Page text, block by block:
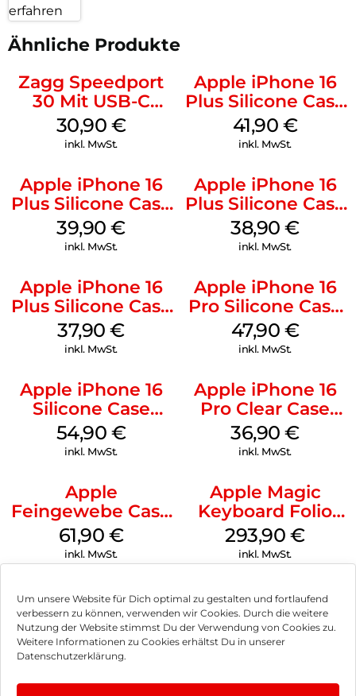
Um unsere Website für Dich optimal zu gestalten und fortlaufend
verbessern zu können, verwenden wir Cookies. Durch die weitere
Nutzung der Website stimmst Du der Verwendung von Cookies zu.
Weitere Informationen zu Cookies erhältst Du in unserer
Datenschutzerklärung.
erfahren
Ähnliche Produkte
Zagg Speedport
30 Mit USB-C
Kabel Weiß
30,90 €
inkl. MwSt.
Apple iPhone 16
Plus Silicone Case
MagSafe Stone
Gray
41,90 €
inkl. MwSt.
Apple iPhone 16
Plus Silicone Case
MagSafe Plum
39,90€
inkl. MwSt.
Apple iPhone 16
Plus Silicone Case
MagSafe Denim
38,90€
inkl. MwSt.
Apple iPhone 16
Plus Silicone Case
MagSafe Lake
Green
37,90€
inkl. MwSt.
Apple iPhone 16
Pro Silicone Case
MagSafe Denim
47,90 €
inkl. MwSt.
Apple iPhone 16
Silicone Case
MagSafe Lake
Green
54,90 €
inkl. MwSt.
Apple iPhone 16
Pro Clear Case
MagSafe
Transparent
36,90€
inkl. MwSt.
Apple
Feingewebe Case
iPhone 15 Pro
MagSafe Schwarz
61,90 €
inkl. MwSt.
Apple Magic
Keyboard Folio
iPad 10.9″ (10.Gen.)
Weiß
293,90€
inkl. MwSt.
Impressum